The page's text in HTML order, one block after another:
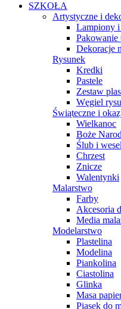
SZKOŁA
Artystyczne i
Lampiony
Pakowanie
Dekoracje
Rysunek
Kredki
Pastele
Zestaw
Węgiel
Świąteczne i
Wielkanoc
Boże
Ślub i
Chrzest
Znicze
Walentynki
Malarstwo
Farby
Akcesoria
Media
Modelarstwo
Plastelina
Modelina
Piankolina
Ciastolina
Glinka
Masa
Piasek do